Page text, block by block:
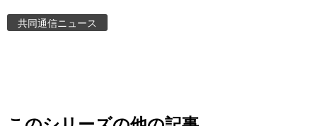
共同通信ニュース